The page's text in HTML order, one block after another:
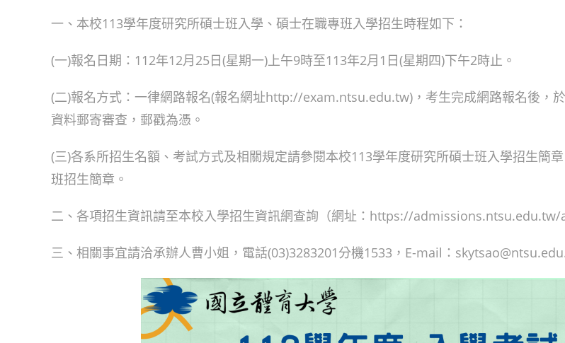
一、本校113學年度研究所碩士班入學、碩士在職專班入學招生時程如下：
(一)報名日期：112年12月25日(星期一)上午9時至113年2月1日(星期四)下午2時止。
(二)報名方式：一律網路報名(報名網址http://exam.ntsu.edu.tw)，考生完成網路報名後，
資料郵寄審查，郵戳為憑。
(三)各系所招生名額、考試方式及相關規定請參閱本校113學年度研究所碩士班入學招生簡
班招生簡章。
二、各項招生資訊請至本校入學招生資訊網查詢（網址：https://
三、相關事宜請洽承辦人曹小姐，電話(03)3283201分機1533，E-mail：